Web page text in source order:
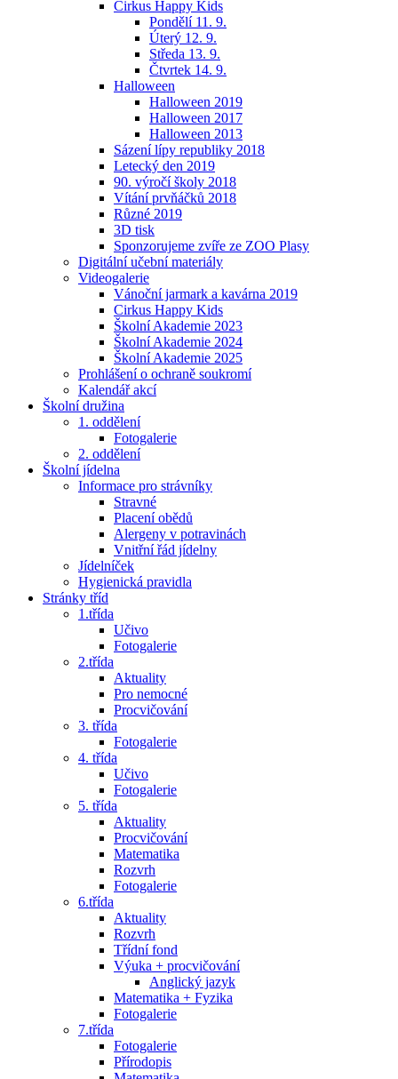
Cirkus Happy Kids
Pondělí 11. 9.
Úterý 12. 9.
Středa 13. 9.
Čtvrtek 14. 9.
Halloween
Halloween 2019
Halloween 2017
Halloween 2013
Sázení lípy republiky 2018
Letecký den 2019
90. výročí školy 2018
Vítání prvňáčků 2018
Různé 2019
3D tisk
Sponzorujeme zvíře ze ZOO Plasy
Digitální učební materiály
Videogalerie
Vánoční jarmark a kavárna 2019
Cirkus Happy Kids
Školní Akademie 2023
Školní Akademie 2024
Školní Akademie 2025
Prohlášení o ochraně soukromí
Kalendář akcí
Školní družina
1. oddělení
Fotogalerie
2. oddělení
Školní jídelna
Informace pro strávníky
Stravné
Placení obědů
Alergeny v potravinách
Vnitřní řád jídelny
Jídelníček
Hygienická pravidla
Stránky tříd
1.třída
Učivo
Fotogalerie
2.třída
Aktuality
Pro nemocné
Procvičování
3. třída
Fotogalerie
4. třída
Učivo
Fotogalerie
5. třída
Aktuality
Procvičování
Matematika
Rozvrh
Fotogalerie
6.třída
Aktuality
Rozvrh
Třídní fond
Výuka + procvičování
Anglický jazyk
Matematika + Fyzika
Fotogalerie
7.třída
Fotogalerie
Přírodopis